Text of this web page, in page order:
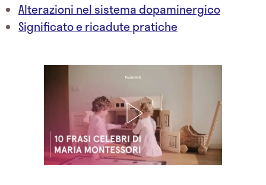
Alterazioni nel sistema dopaminergico
Significato e ricadute pratiche